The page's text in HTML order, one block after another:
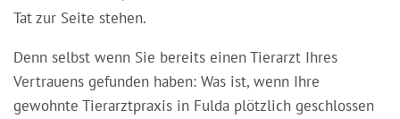
Tat zur Seite stehen.
Denn selbst wenn Sie bereits einen Tierarzt Ihres
Vertrauens gefunden haben: Was ist, wenn Ihre
gewohnte Tierarztpraxis in Fulda plötzlich geschlossen